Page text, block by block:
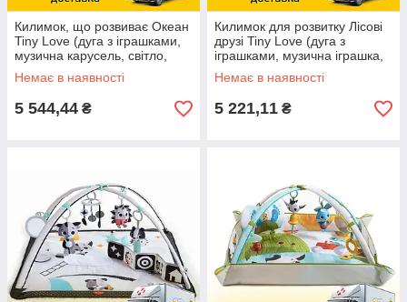
Килимок, що розвиває Океан
Tiny Love (дуга з іграшками,
музична карусель, світло,
подушка) 1207006830
Немає в наявності
5 544,44 ₴
Килимок для розвитку Лісові
друзі Tiny Love (дуга з
іграшками, музична іграшка,
звук, світло) 1205106830
Немає в наявності
5 221,11 ₴